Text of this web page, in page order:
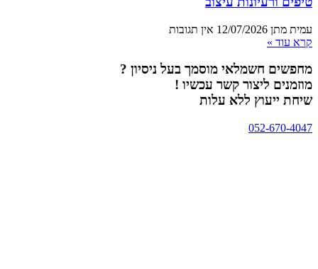
עמית מתן 12/07/2026 אין תגובות
קרא עוד »
מחפשים חשמלאי מוסמך בעל ניסיון ?
מוזמנים ליצור קשר עכשיו !
שיחת ייעוץ ללא עלות
052-670-4047